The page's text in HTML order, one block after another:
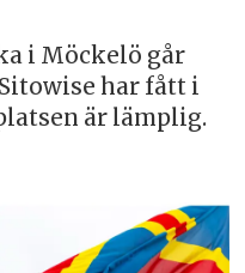
i Möckelö går
har fått i
är lämplig.